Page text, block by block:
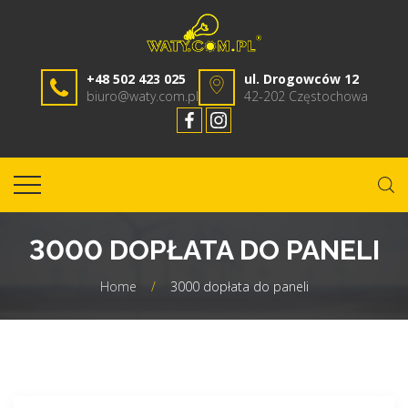
+48 502 423 025
biuro@waty.com.pl
ul. Drogowców 12
42-202 Częstochowa
3000 DOPŁATA DO PANELI
Home / 3000 dopłata do paneli